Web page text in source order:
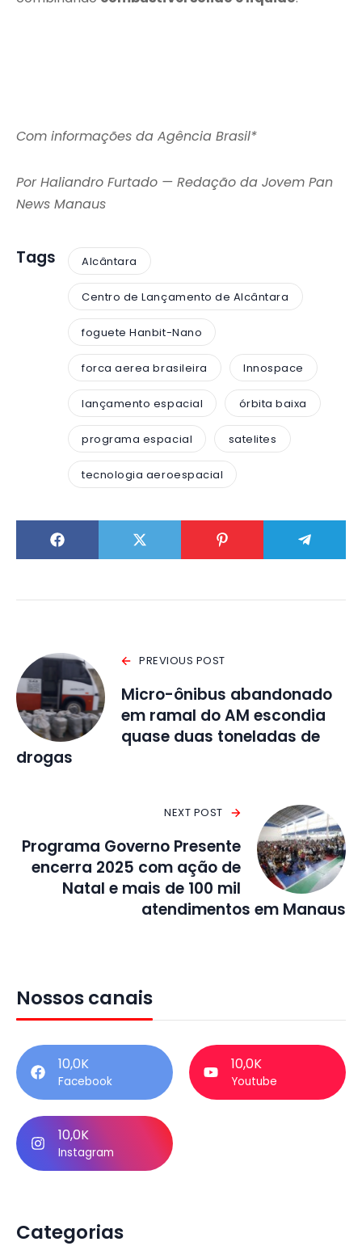
Com informações da Agência Brasil*
Por Haliandro Furtado — Redação da Jovem Pan
News Manaus
Tags Alcântara
Centro de Lançamento de Alcântara
foguete Hanbit-Nano
forca aerea brasileira Innospace
lançamento espacial órbita baixa
programa espacial satelites
tecnologia aeroespacial
PREVIOUS POST
Micro-ônibus abandonado
em ramal do AM escondia
quase duas toneladas de
drogas
NEXT POST
Programa Governo Presente
encerra 2025 com ação de
Natal e mais de 100 mil
atendimentos em Manaus
Nossos canais
10,0K
Facebook
10,0K
Youtube
10,0K
Instagram
Categorias